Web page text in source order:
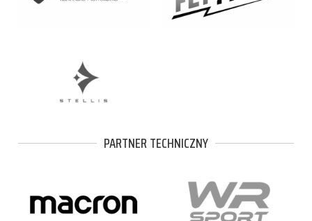
PARTNER TECHNICZNY